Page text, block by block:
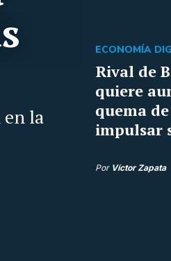
en la
Rival de
quiere
quema
impulsar
ECONOMÍA
Por Víctor Zapata